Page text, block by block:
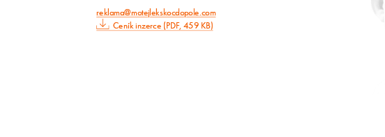
reklama@motejlekskocdopole.com
Ceník inzerce (PDF, 459 KB)